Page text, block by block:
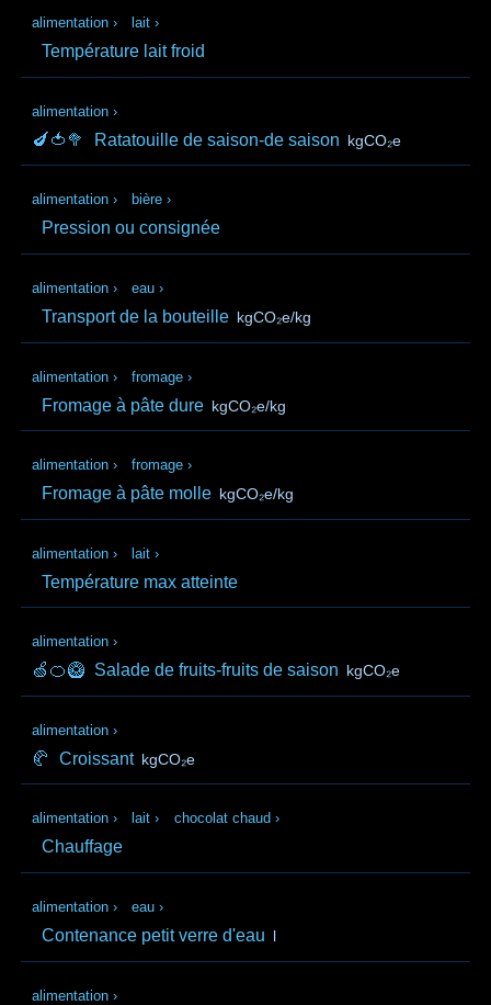
alimentation › lait ›
Température lait froid
alimentation ›
🍆🍅🥦 Ratatouille de saison-de saison kgCO₂e
alimentation › bière ›
Pression ou consignée
alimentation › eau ›
Transport de la bouteille kgCO₂e/kg
alimentation › fromage ›
Fromage à pâte dure kgCO₂e/kg
alimentation › fromage ›
Fromage à pâte molle kgCO₂e/kg
alimentation › lait ›
Température max atteinte
alimentation ›
🍏🍊🥝 Salade de fruits-fruits de saison kgCO₂e
alimentation ›
🥐 Croissant kgCO₂e
alimentation › lait › chocolat chaud ›
Chauffage
alimentation › eau ›
Contenance petit verre d'eau l
alimentation ›